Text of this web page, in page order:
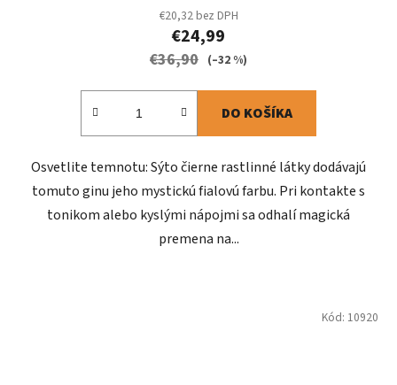
€20,32 bez DPH
€24,99
€36,90 (–32 %)
DO KOŠÍKA
Osvetlite temnotu: Sýto čierne rastlinné látky dodávajú
tomuto ginu jeho mystickú fialovú farbu. Pri kontakte s
tonikom alebo kyslými nápojmi sa odhalí magická
premena na...
Kód: 10920